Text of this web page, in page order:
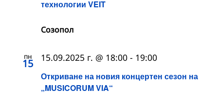
технологии VEIT
Созопол
пн
15
Откриване на новия концертен сезон на
„MUSICORUM VIA“
15.09.2025 г. @ 18:00 - 19:00